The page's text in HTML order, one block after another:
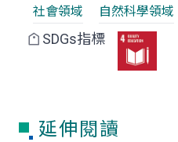
社會領域 自然科學領域
SDGs指標
延伸閱讀